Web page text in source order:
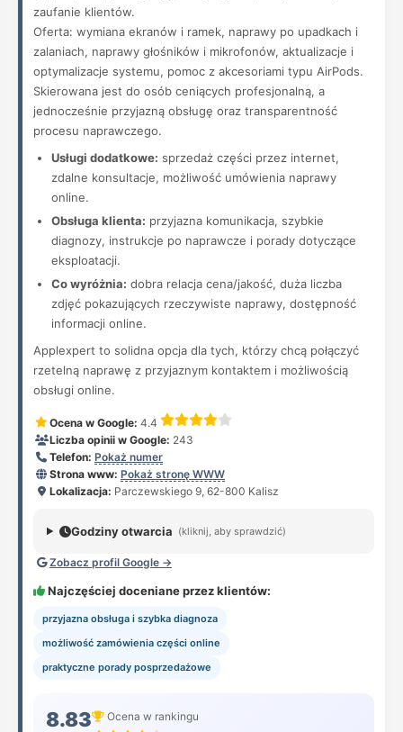
zaufanie klientów.
Oferta: wymiana ekranów i ramek, naprawy po upadkach i
zalaniach, naprawy głośników i mikrofonów, aktualizacje i
optymalizacje systemu, pomoc z akcesoriami typu AirPods.
Skierowana jest do osób ceniących profesjonalną, a
jednocześnie przyjazną obsługę oraz transparentność
procesu naprawczego.
Usługi dodatkowe: sprzedaż części przez internet,
zdalne konsultacje, możliwość umówienia naprawy
online.
Obsługa klienta: przyjazna komunikacja, szybkie
diagnozy, instrukcje po naprawcze i porady dotyczące
eksploatacji.
Co wyróżnia: dobra relacja cena/jakość, duża liczba
zdjęć pokazujących rzeczywiste naprawy, dostępność
informacji online.
Applexpert to solidna opcja dla tych, którzy chcą połączyć
rzetelną naprawę z przyjaznym kontaktem i możliwością
obsługi online.
Ocena w Google: 4.4
Liczba opinii w Google: 243
Telefon: Pokaż numer
Strona www: Pokaż stronę WWW
Lokalizacja: Parczewskiego 9, 62-800 Kalisz
Godziny otwarcia (kliknij, aby sprawdzić)
Zobacz profil Google →
Najczęściej doceniane przez klientów:
przyjazna obsługa i szybka diagnoza
możliwość zamówienia części online
praktyczne porady posprzedażowe
8.83 Ocena w rankingu